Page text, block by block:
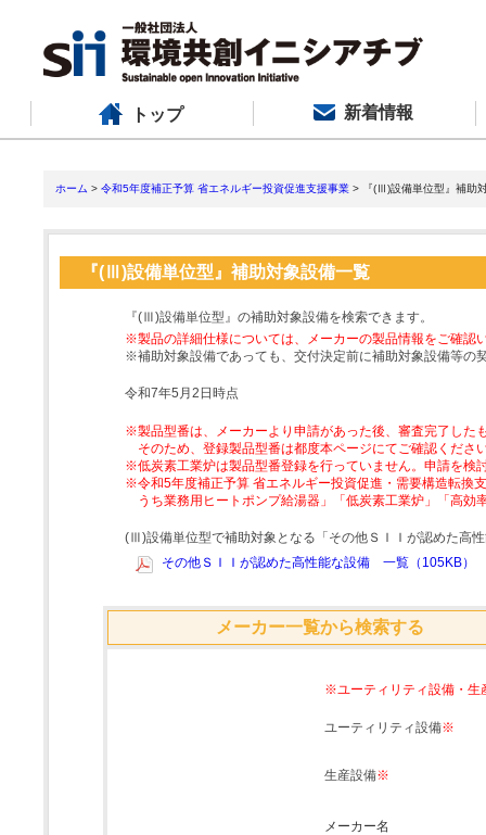
トップ 新着情報
ホーム > 令和5年度補正予算 省エネルギー投資促進支援事業 > 『(Ⅲ)設備単位型』補助
『(Ⅲ)設備単位型』補助対象設備一覧
『(Ⅲ)設備単位型』の補助対象設備を検索できます。
※製品の詳細仕様については、メーカーの製品情報をご確認
※補助対象設備であっても、交付決定前に補助対象設備等の
令和7年5月2日時点
※製品型番は、メーカーより申請があった後、審査完了した
そのため、登録製品型番は都度本ページにてご確認くださ
※低炭素工業炉は製品型番登録を行っていません。申請を検
※令和5年度補正予算 省エネルギー投資促進・需要構造転換
うち業務用ヒートポンプ給湯器」「低炭素工業炉」「高
(Ⅲ)設備単位型で補助対象となる「その他ＳＩＩが認めた高
その他ＳＩＩが認めた高性能な設備 一覧（105KB）
メーカー一覧から検索する
※ユーティリティ設備・生
ユーティリティ設備※
生産設備※
メーカー名